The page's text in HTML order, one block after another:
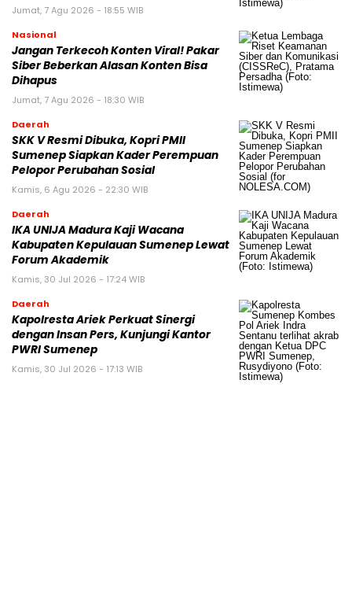
Jumat, 7 Agu 2026 - 18:55 WIB
Nasional
Jangan Terkecoh Konten Viral! Pakar
Siber Beberkan Alasan Konten Bisa
Dihapus
Jumat, 7 Agu 2026 - 18:30 WIB
Daerah
SKK V Resmi Dibuka, Kopri PMII
Sumenep Siapkan Kader Perempuan
Pelopor Perubahan Sosial
Kamis, 6 Agu 2026 - 22:30 WIB
Daerah
IKA UNIJA Madura Kaji Wacana
Kabupaten Kepulauan Sumenep Lewat
Forum Akademik
Kamis, 30 Jul 2026 - 17:24 WIB
Daerah
Kapolresta Ariek Perkuat Sinergi
dengan Insan Pers, Kunjungi Kantor
PWRI Sumenep
Kamis, 30 Jul 2026 - 17:13 WIB